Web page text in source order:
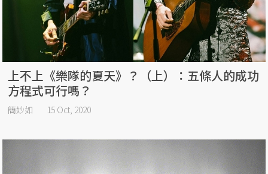
上不上《樂隊的夏天》？（上）：五條人的成功
方程式可行嗎？
簡妙如 15 Oct, 2020